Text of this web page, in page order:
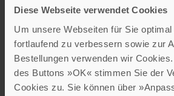
Diese Webseite verwendet Cookies
Um unsere Webseiten für Sie
fortlaufend zu verbessern sowie zur
Bestellungen verwenden wir
des Buttons »OK« stimmen Sie der
Cookies zu. Sie können über
Auf dem Weg zur Krippe
14,99 €
Inkl. 7% MwSt.,exkl.Versandkosten